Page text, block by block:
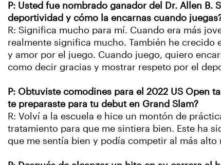
P: Usted fue nombrado ganador del Dr. Allen
deportividad y cómo la encarnas cuando
R: Significa mucho para mí. Cuando era más
realmente significa mucho. También he
y amor por el juego. Cuando juego, quiero
como decir gracias y mostrar respeto por el
P: Obtuviste comodines para el 2022 US Open
te preparaste para tu debut en Grand Slam?
R: Volví a la escuela e hice un montón de
tratamiento para que me sintiera bien. Este ha
que me sentía bien y podía competir al más alto